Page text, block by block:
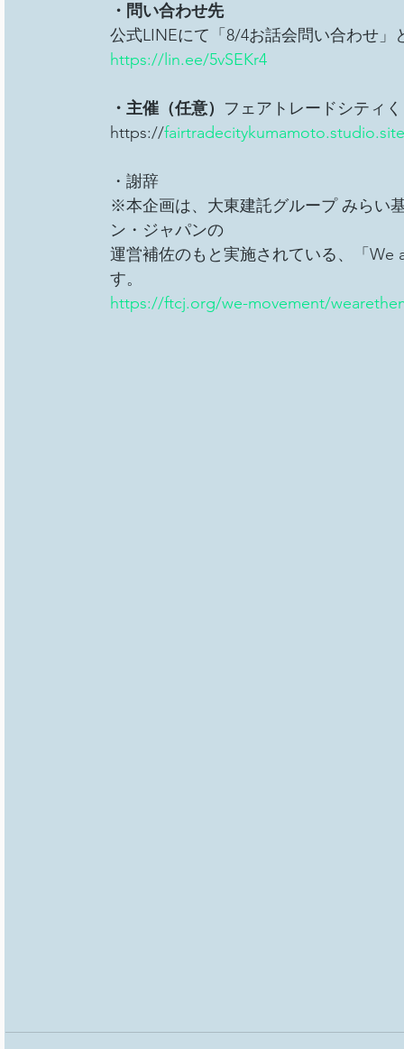
・問い合わせ先
公式LINEにて「8/4お話会問い合わせ
https://lin.ee/5vSEKr4
・主催（任意） フェアトレードシティ
https://
・謝辞
※本企画は、大東建託グループ みらい
ン・ジャパンの
運営補佐のもと実施されている、「
す。
https://ftcj.org/we-movement/